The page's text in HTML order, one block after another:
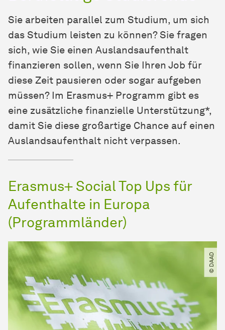
Sie arbeiten parallel zum Studium, um sich
das Studium leisten zu können? Sie fragen
sich, wie Sie einen Auslandsaufenthalt
finanzieren sollen, wenn Sie Ihren Job für
diese Zeit pausieren oder sogar aufgeben
müssen? Im Erasmus+ Programm gibt es
eine zusätzliche finanzielle Unterstützung*,
damit Sie diese großartige Chance auf einen
Auslandsaufenthalt nicht verpassen.
Erasmus+ Social Top Ups für
Aufenthalte in Europa
(Programmländer)
© DAAD